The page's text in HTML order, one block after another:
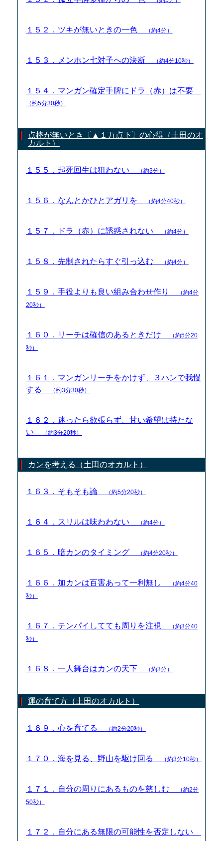
１５２．ツキが無いときの一色 （約4分）
１５３．メンホン七対子への決断 （約4分10秒）
１５４．マンガン確定手牌にドラ（赤）は不要
（約5分30秒）
点棒が無いとき〔▲１万点下〕の心得（土田のオ
カルト）
１５５．起死回生は狙わない （約3分）
１５６．なんとかひとアガリを （約4分40秒）
１５７．ドラ（赤）に誘惑されない （約4分）
１５８．先制されたらすぐ引っ込む （約4分）
１５９．手役よりも良い組み合わせ作り
（約4分
20秒）
１６０．リーチは確信のあるときだけ
（約5分20
秒）
１６１．マンガンリーチをかけず、３ハンで我慢
する
（約3分30秒）
１６２．迷ったら欲張らず、甘い希望は持たな
い
（約3分20秒）
カンを考える（土田のオカルト）
１６３．そもそも論 （約5分20秒）
１６４．スリルは味わわない （約4分）
１６５．暗カンのタイミング （約4分20秒）
１６６．加カンは百害あって一利無し
（約4分40
秒）
１６７．テンパイしてても周りを注視
（約3分40
秒）
１６８．一人舞台はカンの天下 （約3分）
運の育て方（土田のオカルト）
１６９．心を育てる （約2分20秒）
１７０．海を見る、野山を駆け回る （約3分10秒）
１７１．自分の周りにあるものを慈しむ
（約2分
50秒）
１７２．自分にある無限の可能性を否定しない